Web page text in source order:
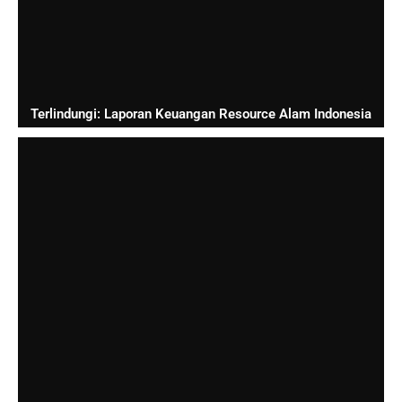
Terlindungi: Laporan Keuangan Resource Alam Indonesia